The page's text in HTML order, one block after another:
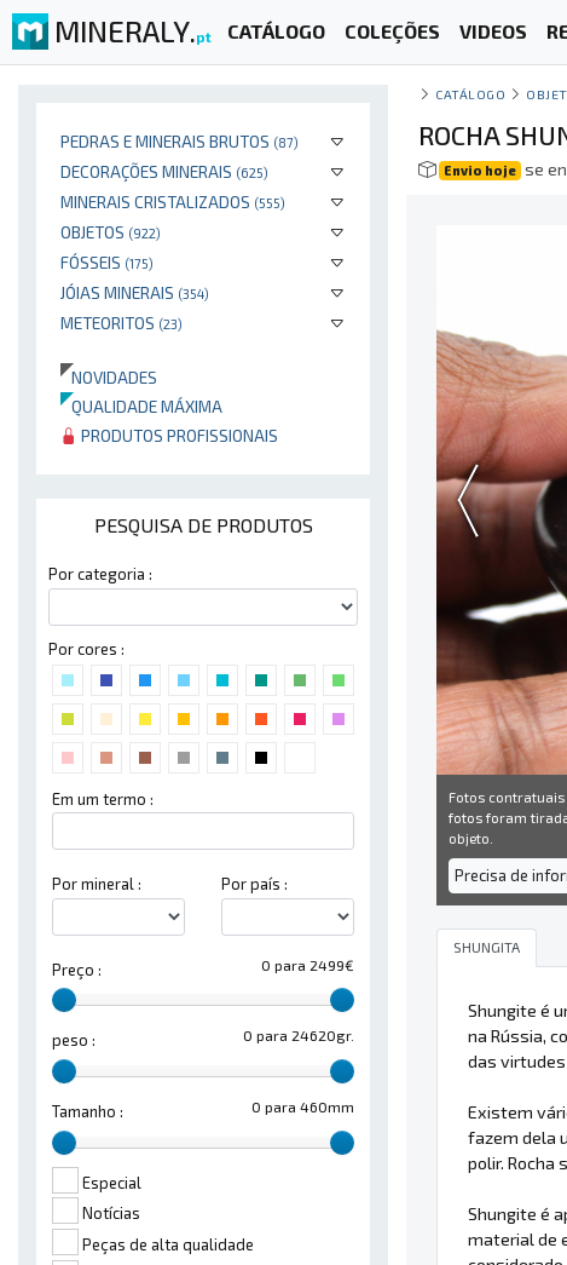
MINERALY.pt CATÁLOGO COLEÇÕES VIDEOS
PEDRAS E MINERAIS BRUTOS (87)
DECORAÇÕES MINERAIS (625)
MINERAIS CRISTALIZADOS (555)
OBJETOS (922)
FÓSSEIS (175)
JÓIAS MINERAIS (354)
METEORITOS (23)
NOVIDADES
QUALIDADE MÁXIMA
PRODUTOS PROFISSIONAIS
PESQUISA DE PRODUTOS
Por categoria :
Por cores :
Em um termo :
Por mineral : Por país :
0 para 2499€
Preço :
0 para 24620gr.
peso :
0 para 460mm
Tamanho :
Especial
Notícias
Peças de alta qualidade
CATÁLOGO
ROCHA
Envio hoje se
Fotos
fotos foram
objeto.
Precisa de
SHUNGITA
Shungite é
na Rússia,
das
Existem
fazem dela
polir. Rocha
Shungite é
material de